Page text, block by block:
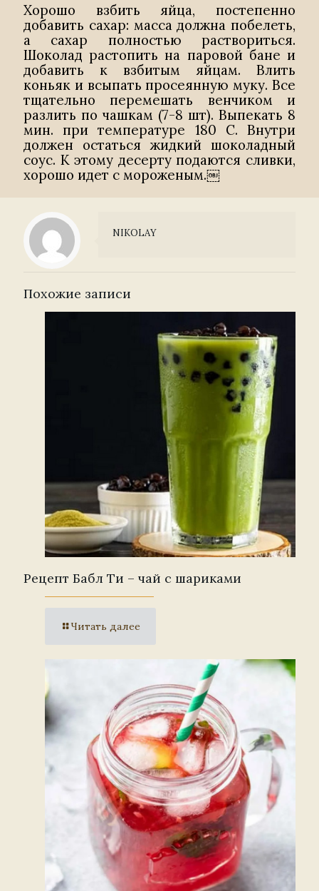
Хорошо взбить яйца, постепенно
добавить сахар: масса должна побелеть,
а сахар полностью раствориться.
Шоколад растопить на паровой бане и
добавить к взбитым яйцам. Влить
коньяк и всыпать просеянную муку. Все
тщательно перемешать венчиком и
разлить по чашкам (7-8 шт). Выпекать 8
мин. при температуре 180 С. Внутри
должен остаться жидкий шоколадный
соус. К этому десерту подаются сливки,
хорошо идет с мороженым.￼
NIKOLAY
Похожие записи
Рецепт Бабл Ти – чай с шариками
Читать далее